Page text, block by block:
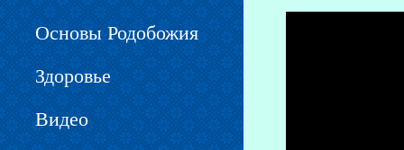
Основы Родобожия
Здоровье
Видео